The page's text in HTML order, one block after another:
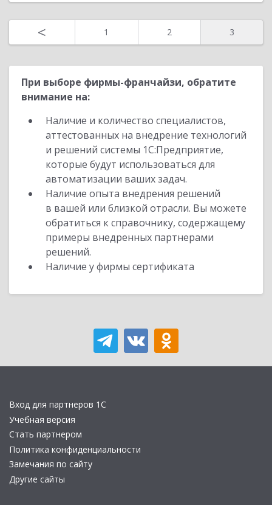
Назад
< 1 2 3
При выборе фирмы-франчайзи, обратите
внимание на:
Наличие и количество специалистов,
аттестованных на внедрение технологий
и решений системы 1С:Предприятие,
которые будут использоваться для
автоматизации ваших задач.
Наличие опыта внедрения решений
в вашей или близкой отрасли. Вы можете
обратиться к справочнику, содержащему
примеры внедренных партнерами
решений.
Наличие у фирмы сертификата
Вход для партнеров 1С
Учебная версия
Стать партнером
Политика конфиденциальности
Замечания по сайту
Другие сайты